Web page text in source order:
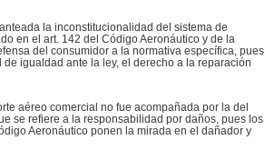
la inconstitucionalidad del sistema de
en el art. 142 del Código Aeronáutico y de la
del consumidor a la normativa específica, pues
igualdad ante la ley, el derecho a la reparación
aéreo comercial no fue acompañada por la del
se refiere a la responsabilidad por daños, pues los
Aeronáutico ponen la mirada en el dañador y